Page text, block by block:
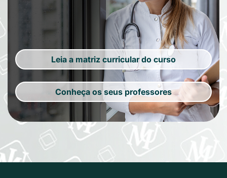
Leia a matriz curricular do curso
Conheça os seus professores